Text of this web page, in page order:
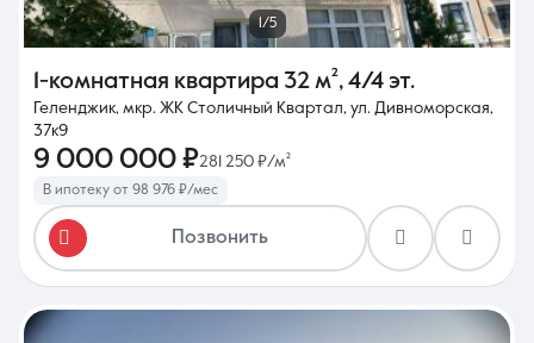
1/5
1-комнатная квартира 32 м², 4/4 эт.
Геленджик, мкр. ЖК Столичный Квартал, ул. Дивноморская,
37к9
9 000 000 ₽281 250 ₽/м²
В ипотеку от 98 976 ₽/мес
Позвонить